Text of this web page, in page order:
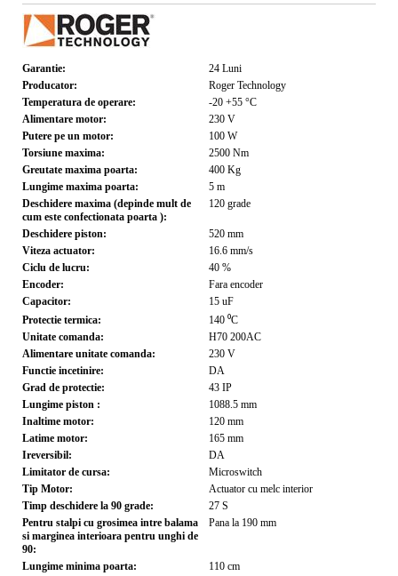
Garantie: 24 Luni
Producator:
Roger Technology
Temperatura de operare:
-20 +55 °C
Alimentare motor:
230 V
Putere pe un motor:
100 W
Torsiune maxima:
2500 Nm
Greutate maxima poarta:
400 Kg
Lungime maxima poarta:
5 m
Deschidere maxima (depinde mult de
cum este confectionata poarta ):
120 grade
Deschidere piston: 520 mm
Viteza actuator:
16.6 mm/s
Ciclu de lucru:
40 %
Encoder:
Fara encoder
Capacitor:
15 uF
Protectie termica:
140 ⁰C
Unitate comanda:
H70 200AC
Alimentare unitate comanda:
230 V
Functie incetinire:
DA
Grad de protectie:
43 IP
Lungime piston :
1088.5 mm
Inaltime motor:
120 mm
Latime motor:
165 mm
Ireversibil:
DA
Limitator de cursa:
Microswitch
Tip Motor:
Actuator cu melc interior
Timp deschidere la 90 grade:
27 S
Pentru stalpi cu grosimea intre balama
si marginea interioara pentru unghi de
90:
Pana la 190 mm
Lungime minima poarta: 110 cm